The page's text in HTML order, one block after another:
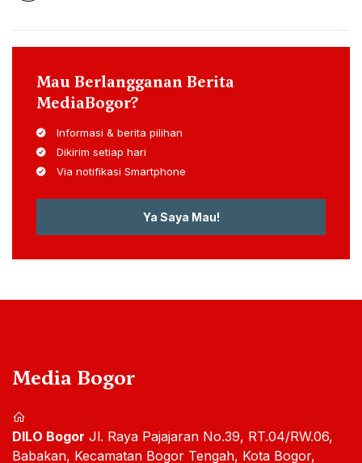
Mau Berlangganan Berita
MediaBogor?
Informasi & berita pilihan
Dikirim setiap hari
Via notifikasi Smartphone
Ya Saya Mau!
Media Bogor
DILO Bogor Jl. Raya Pajajaran No.39, RT.04/RW.06,
Babakan, Kecamatan Bogor Tengah, Kota Bogor,